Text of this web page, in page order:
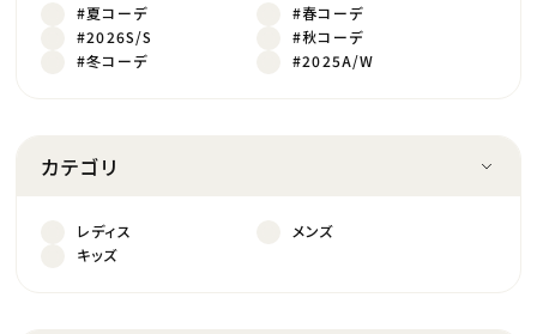
#夏コーデ
#春コーデ
#2026S/S
#秋コーデ
#冬コーデ
#2025A/W
カテゴリ
レディス
メンズ
キッズ